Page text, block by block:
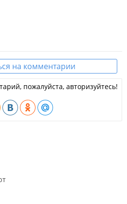
на комментарии
пожалуйста, авторизуйтесь!